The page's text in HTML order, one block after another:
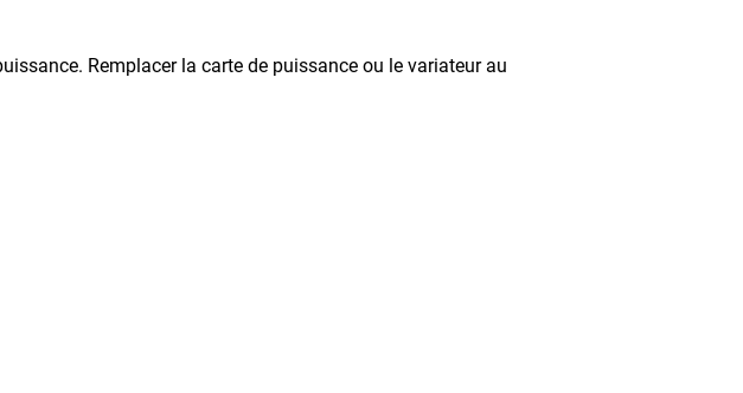
Remplacer la carte de puissance ou le variateur au